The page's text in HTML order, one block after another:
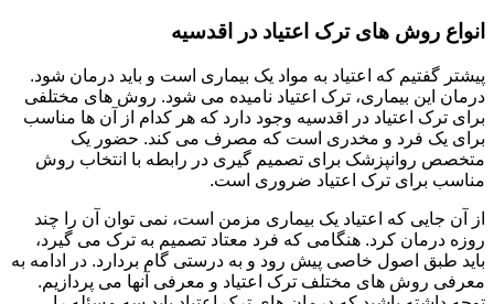
انواع روش های ترک اعتیاد در اقدسیه
پیشتر گفتیم که اعتیاد به مواد یک بیماری است و باید درمان شود.
درمان این بیماری، ترک اعتیاد نامیده می شود. روش های مختلفی
برای ترک اعتیاد در اقدسیه وجود دارد که هر کدام از آن ها مناسب
برای یک فرد و مخدری است که مصرف می کند. حضور یک
متخصص روانپزشک برای تصمیم گیری در رابطه با انتخاب روش
مناسب برای ترک اعتیاد ضروری است.
از آن جایی که اعتیاد یک بیماری مزمن است، نمی توان آن را چند
روزه درمان کرد. هنگامی که فرد معتاد تصمیم به ترک می گیرد،
باید طبق اصول خاصی پیش رود و به درستی گام بردارد. در ادامه به
معرفی روش های مختلف ترک اعتیاد و معرفی آنها می پردازیم.